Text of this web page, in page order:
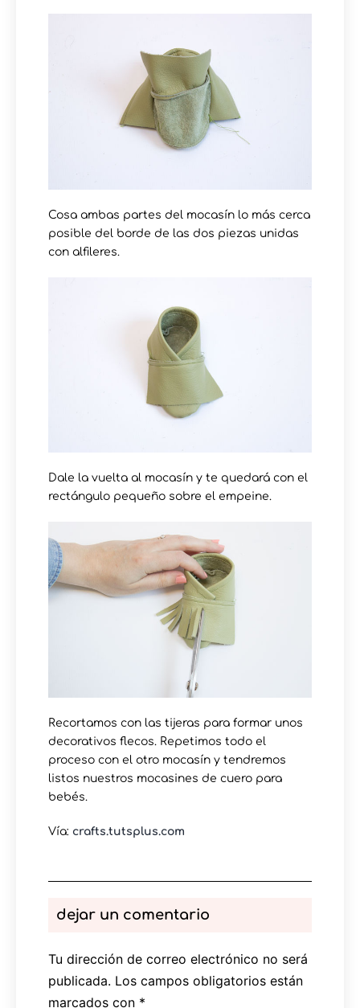
Cosa ambas partes del mocasín lo más cerca
posible del borde de las dos piezas unidas
con alfileres.
Dale la vuelta al mocasín y te quedará con el
rectángulo pequeño sobre el empeine.
Recortamos con las tijeras para formar unos
decorativos flecos. Repetimos todo el
proceso con el otro mocasín y tendremos
listos nuestros mocasines de cuero para
bebés.
Vía: crafts.tutsplus.com
dejar un comentario
Tu dirección de correo electrónico no será
publicada. Los campos obligatorios están
marcados con *